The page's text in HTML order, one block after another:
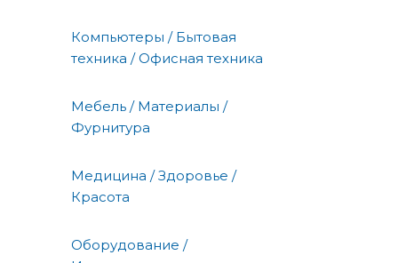
Компьютеры / Бытовая
техника / Офисная техника
Мебель / Материалы /
Фурнитура
Медицина / Здоровье /
Красота
Оборудование /